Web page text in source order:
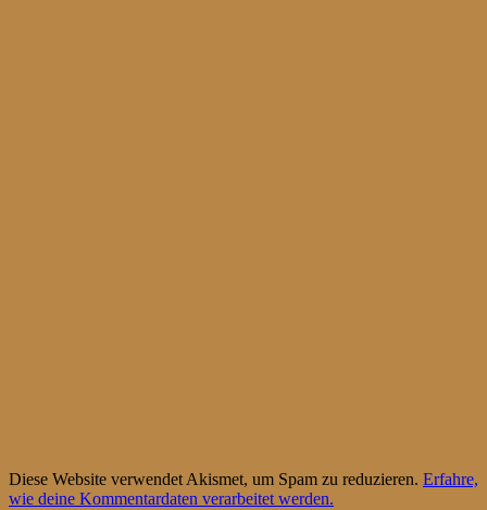
Diese Website verwendet Akismet, um Spam zu reduzieren. Erfahre,
wie deine Kommentardaten verarbeitet werden.